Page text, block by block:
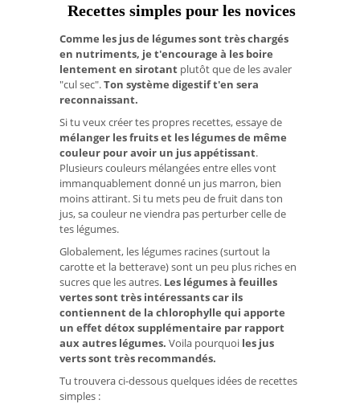
Recettes simples pour les novices
Comme les jus de légumes sont très chargés
en nutriments, je t'encourage à les boire
lentement en sirotant plutôt que de les avaler
"cul sec".Ton système digestif t'en sera
reconnaissant.
Si tu veux créer tes propres recettes, essaye de
mélanger les fruits et les légumes de même
couleur pour avoir un jus appétissant.
Plusieurs couleurs mélangées entre elles vont
immanquablement donné un jus marron, bien
moins attirant. Si tu mets peu de fruit dans ton
jus, sa couleur ne viendra pas perturber celle de
tes légumes.
Globalement, les légumes racines (surtout la
carotte et la betterave) sont un peu plus riches en
sucres que les autres. Les légumes à feuilles
vertes sonttrès intéressants car ils
contiennent de la chlorophylle qui apporte
un effet détox supplémentaire par rapport
aux autres légumes. Voila pourquoi les jus
verts sont très recommandés.
Tu trouvera ci-dessous quelques idées de recettes
simples :